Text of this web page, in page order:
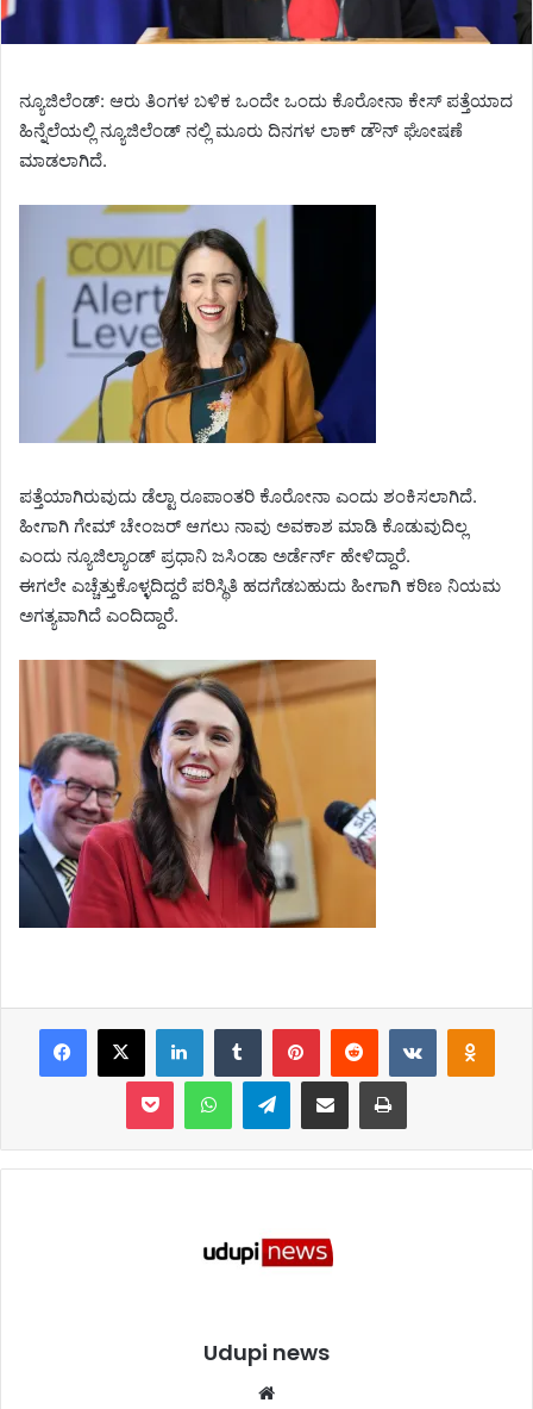
ನ್ಯೂಜಿಲೆಂಡ್: ಆರು‌ ತಿಂಗಳ ಬಳಿಕ ಒಂದೇ ಒಂದು ಕೊರೋನಾ ಕೇಸ್ ಪತ್ತೆಯಾದ
ಹಿನ್ನೆಲೆಯಲ್ಲಿ ನ್ಯೂಜಿಲೆಂಡ್ ನಲ್ಲಿ ಮೂರು ದಿನಗಳ ಲಾಕ್ ಡೌನ್ ಘೋಷಣೆ
ಮಾಡಲಾಗಿದೆ.
ಪತ್ತೆಯಾಗಿರುವುದು ಡೆಲ್ಟಾ ರೂಪಾಂತರಿ ಕೊರೋನಾ ಎಂದು ಶಂಕಿಸಲಾಗಿದೆ.
ಹೀಗಾಗಿ ಗೇಮ್ ಚೇಂಜರ್ ಆಗಲು ನಾವು ಅವಕಾಶ ಮಾಡಿ ಕೊಡುವುದಿಲ್ಲ
ಎಂದು ನ್ಯೂಜಿಲ್ಯಾಂಡ್ ಪ್ರಧಾನಿ ಜಸಿಂಡಾ ಅರ್ಡೆರ್ನ್ ಹೇಳಿದ್ದಾರೆ.
ಈಗಲೇ ಎಚ್ಚೆತ್ತುಕೊಳ್ಳದಿದ್ದರೆ ಪರಿಸ್ಥಿತಿ ಹದಗೆಡಬಹುದು ಹೀಗಾಗಿ ಕಠಿಣ ನಿಯಮ
ಅಗತ್ಯವಾಗಿದೆ ಎಂದಿದ್ದಾರೆ.
Facebook X LinkedIn Tumblr Pinterest Reddit VKontakte Odnoklassniki
Pocket WhatsApp Telegram Share via Email Print
Udupi news